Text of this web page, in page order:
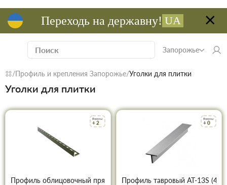
Переходь на державну! UA
Запорожье
Профиль и крепления Запорожье Уголки для плитки
Уголки для плитки
Бонусы
+ 2
Профиль облицовочный прямой АП-10 (6014) бронза 2,7м
Бонусы
+ 0
Профиль тавровый AT-13S